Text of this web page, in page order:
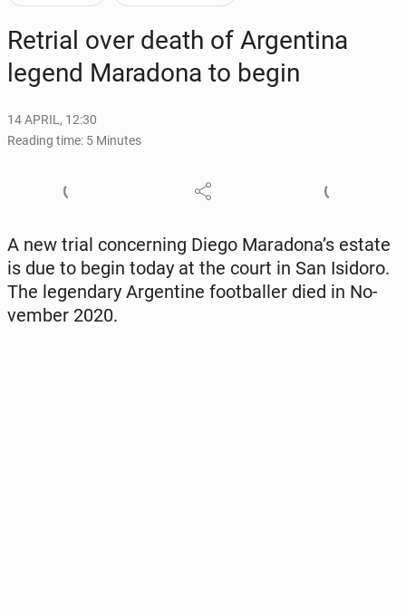
Retrial over death of Ar­genti­na
legend Maradona to begin
14 APRIL, 12:30
Reading time: 5 Minutes
A new trial con­cern­ing Diego Maradona’s estate
is due to begin today at the court in San Isidoro.
The leg­endary Ar­gen­tine foot­baller died in No­
vem­ber 2020.